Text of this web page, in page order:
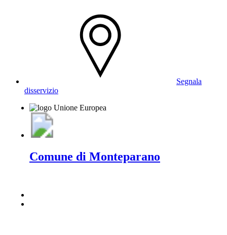
Segnala
disservizio
Comune di Monteparano